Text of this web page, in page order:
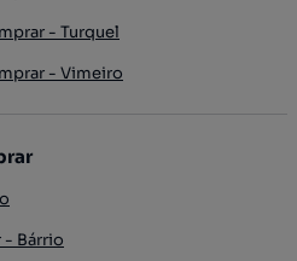
- Turquel
- Vimeiro
- Bárrio